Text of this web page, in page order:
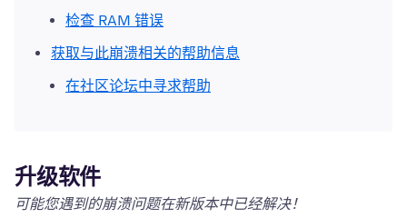
检查 RAM 错误
获取与此崩溃相关的帮助信息
在社区论坛中寻求帮助
升级软件
可能您遇到的崩溃问题在新版本中已经解决！